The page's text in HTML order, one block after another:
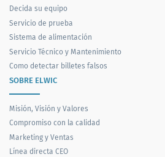
Decida su equipo
Servicio de prueba
Sistema de alimentación
Servicio Técnico y Mantenimiento
Como detectar billetes falsos
SOBRE ELWIC
Misión, Visión y Valores
Compromiso con la calidad
Marketing y Ventas
Línea directa CEO